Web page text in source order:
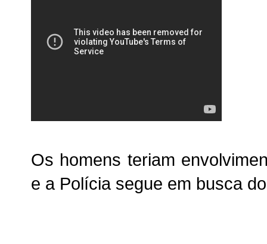
Os homens teriam
e a Polícia segue em busca